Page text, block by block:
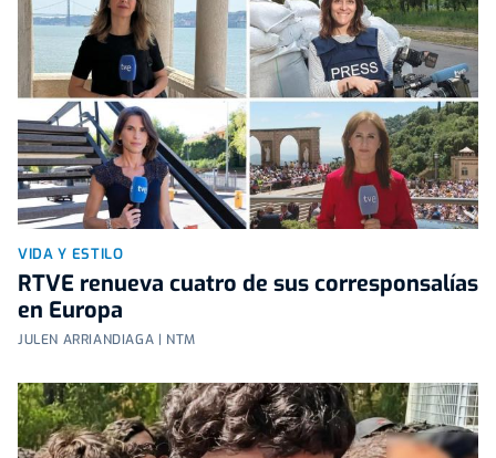
VIDA Y ESTILO
RTVE renueva cuatro de sus corresponsalías
en Europa
JULEN ARRIANDIAGA | NTM